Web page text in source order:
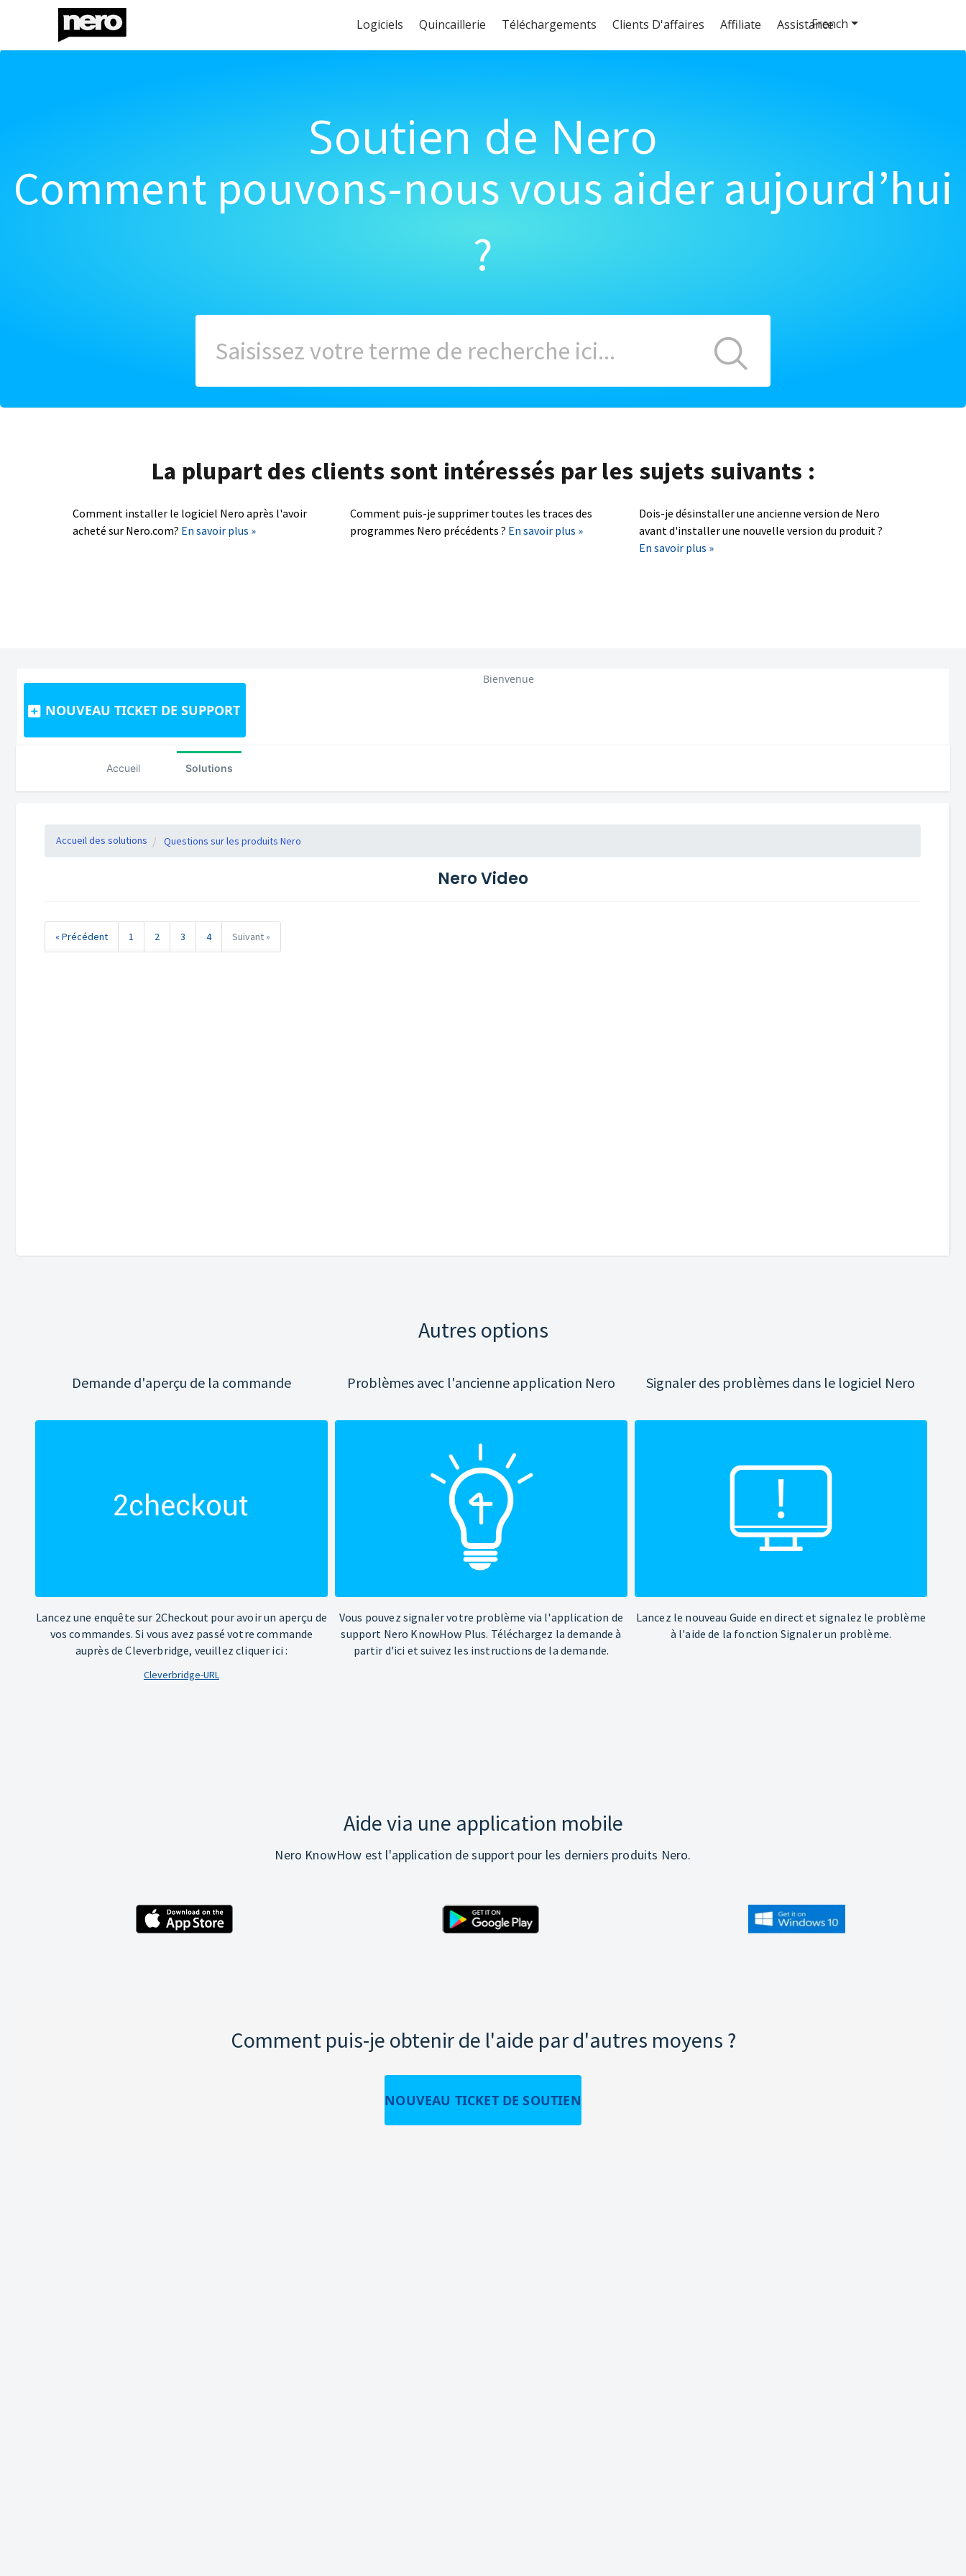
Logiciels Quincaillerie Téléchargements Clients D'affaires Affiliate Assistance
Soutien de Nero
Comment pouvons-nous vous aider aujourd’hui
?
La plupart des clients sont intéressés par les sujets suivants :
Comment installer le logiciel Nero après l'avoir
acheté sur Nero.com? En savoir plus »
Comment puis-je supprimer toutes les traces des
programmes Nero précédents ? En savoir plus »
Dois-je désinstaller une ancienne version de Nero
avant d'installer une nouvelle version du produit ?
En savoir plus »
NOUVEAU TICKET DE SUPPORT
French
Bienvenue
Accueil Solutions
Accueil des solutions Questions sur les produits Nero
Nero Video
« Précédent 1 2 3 4 Suivant »
Autres options
Demande d'aperçu de la commande
Lancez une enquête sur 2Checkout pour avoir un aperçu de
vos commandes. Si vous avez passé votre commande
auprès de Cleverbridge, veuillez cliquer ici :
Cleverbridge-URL
Problèmes avec l'ancienne application Nero
Vous pouvez signaler votre problème via l'application de
support Nero KnowHow Plus. Téléchargez la demande à
partir d'ici et suivez les instructions de la demande.
Signaler des problèmes dans le logiciel Nero
Lancez le nouveau Guide en direct et signalez le problème
à l'aide de la fonction Signaler un problème.
Aide via une application mobile
Nero KnowHow est l'application de support pour les derniers produits Nero.
Comment puis-je obtenir de l'aide par d'autres moyens ?
NOUVEAU TICKET DE SOUTIEN